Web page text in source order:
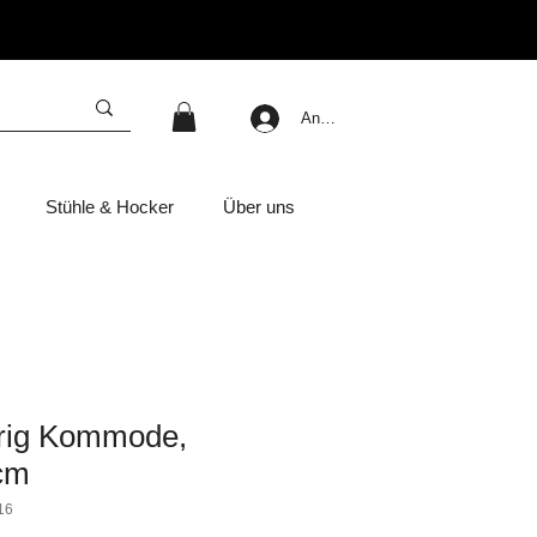
Stühle & Hocker Über uns
Anmelden
Kommode,